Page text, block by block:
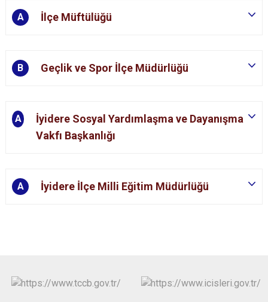
A İlçe Müftülüğü
B Geçlik ve Spor İlçe Müdürlüğü
A
İyidere Sosyal Yardımlaşma ve Dayanışma
Vakfı Başkanlığı
A İyidere İlçe Milli Eğitim Müdürlüğü